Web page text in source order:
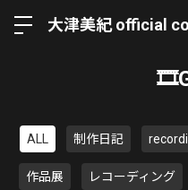
大津美紀 official
ALL 制作日記
作品展 レコーディング